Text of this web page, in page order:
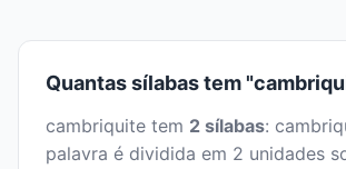
Quantas sílabas tem
cambriquite tem 2 sílabas:
palavra é dividida em 2 unidades